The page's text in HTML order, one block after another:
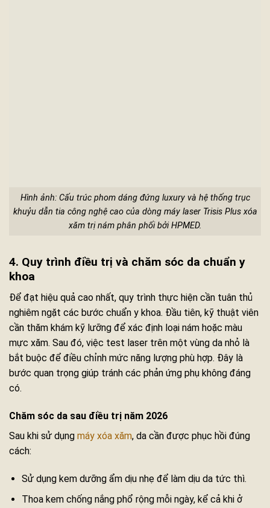
Hình ảnh: Cấu trúc phom dáng đứng luxury và hệ thống trục
khuỷu dẫn tia công nghệ cao của dòng máy laser Trisis Plus xóa
xăm trị nám phân phối bởi HPMED.
4. Quy trình điều trị và chăm sóc da chuẩn y
khoa
Để đạt hiệu quả cao nhất, quy trình thực hiện cần tuân thủ
nghiêm ngặt các bước chuẩn y khoa. Đầu tiên, kỹ thuật viên
cần thăm khám kỹ lưỡng để xác định loại nám hoặc màu
mực xăm. Sau đó, việc test laser trên một vùng da nhỏ là
bắt buộc để điều chỉnh mức năng lượng phù hợp. Đây là
bước quan trọng giúp tránh các phản ứng phụ không đáng
có.
Chăm sóc da sau điều trị năm 2026
Sau khi sử dụng máy xóa xăm, da cần được phục hồi đúng
cách:
Sử dụng kem dưỡng ẩm dịu nhẹ để làm dịu da tức thì.
Thoa kem chống nắng phổ rộng mỗi ngày, kể cả khi ở